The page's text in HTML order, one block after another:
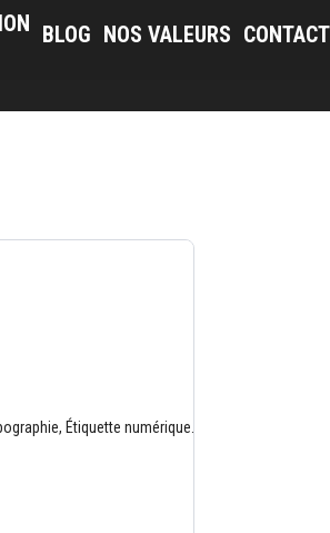
BLOG NOS VALEURS CONTACT
Étiquette numérique.